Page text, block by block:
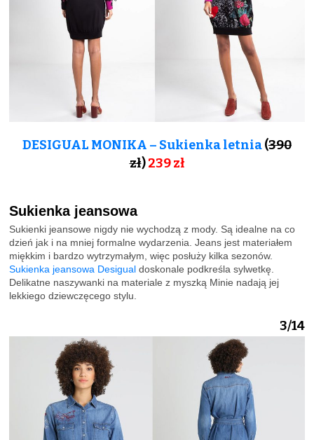
DESIGUAL MONIKA – Sukienka letnia(390
zł)239zł
Sukienka jeansowa
Sukienki jeansowe nigdy nie wychodzą z mody. Są idealne na co
dzień jak i na mniej formalne wydarzenia. Jeans jest materiałem
miękkim i bardzo wytrzymałym, więc posłuży kilka sezonów.
Sukienka jeansowa Desigual doskonale podkreśla sylwetkę.
Delikatne naszywanki na materiale z myszką Minie nadają jej
lekkiego dziewczęcego stylu.
3/14